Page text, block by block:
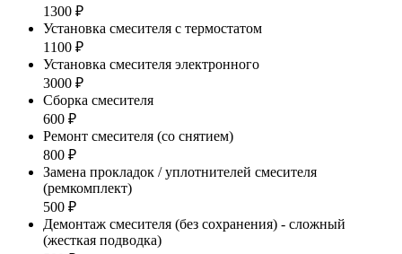
1300 ₽
Установка смесителя с термостатом
1100 ₽
Установка смесителя электронного
3000 ₽
Сборка смесителя
600 ₽
Ремонт смесителя (со снятием)
800 ₽
Замена прокладок / уплотнителей смесителя
(ремкомплект)
500 ₽
Демонтаж смесителя (без сохранения) - сложный
(жесткая подводка)